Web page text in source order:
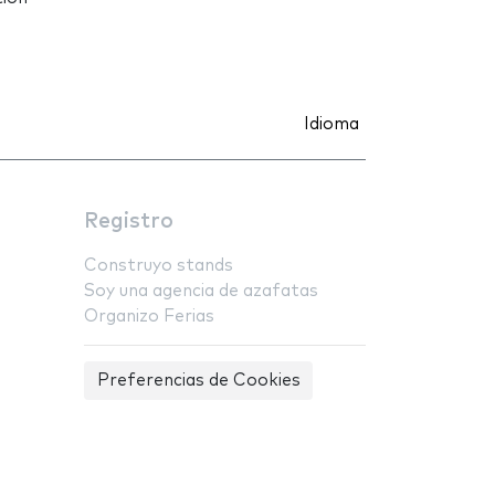
Idioma
Registro
Construyo stands
Soy una agencia de azafatas
Organizo Ferias
Preferencias de Cookies